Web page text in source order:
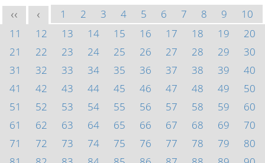
<< < 1 2 3 4 5 6 7 8 9
10
11
12 13 14 15 16 17 18 19
20
21
22 23 24 25 26 27 28 29
30
31
32 33 34 35 36 37 38 39
40
41
42 43 44 45 46 47 48 49
50
51
52 53 54 55 56 57 58 59
60
61
62 63 64 65 66 67 68 69
70
71
72 73 74 75 76 77 78 79
80